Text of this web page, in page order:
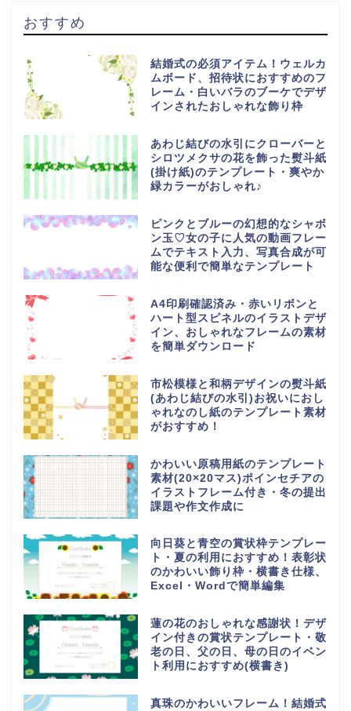
おすすめ
結婚式の必須アイテム！ウェルカ
ムボード、招待状におすすめのフ
レーム・白いバラのブーケでデザ
インされたおしゃれな飾り枠
あわじ結びの水引にクローバーと
シロツメクサの花を飾った熨斗紙
(掛け紙)のテンプレート・爽やか
緑カラーがおしゃれ♪
ピンクとブルーの幻想的なシャボ
ン玉♡女の子に人気の動画フレー
ムでテキスト入力、写真合成が可
能な便利で簡単なテンプレート
A4印刷確認済み・赤いリボンと
ハート型スピネルのイラストデザ
イン、おしゃれなフレームの素材
を簡単ダウンロード
市松模様と和柄デザインの熨斗紙
(あわじ結びの水引)お祝いにおし
ゃれなのし紙のテンプレート素材
がおすすめ！
かわいい原稿用紙のテンプレート
素材(20×20マス)ポインセチアの
イラストフレーム付き・冬の提出
課題や作文作成に
向日葵と青空の賞状枠テンプレー
ト・夏の利用におすすめ！表彰状
のかわいい飾り枠・横書き仕様、
Excel・Wordで簡単編集
蓮の花のおしゃれな感謝状！デザ
イン付きの賞状テンプレート・敬
老の日、父の日、母の日のイベン
ト利用におすすめ(横書き)
真珠のかわいいフレーム！結婚式